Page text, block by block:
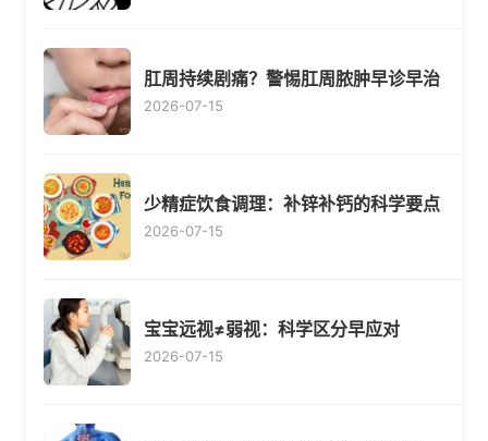
肛周持续剧痛？警惕肛周脓肿早诊早治
2026-07-15
少精症饮食调理：补锌补钙的科学要点
2026-07-15
宝宝远视≠弱视：科学区分早应对
2026-07-15